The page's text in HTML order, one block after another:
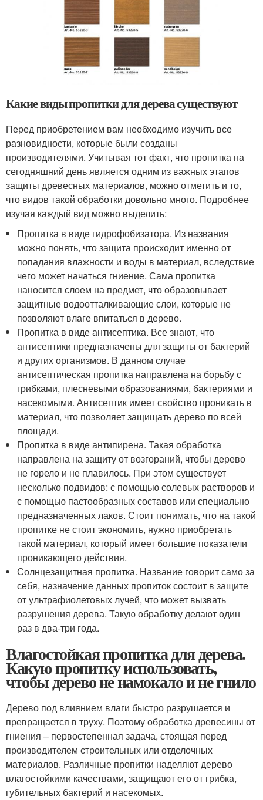
Какие виды пропитки для дерева существуют
Перед приобретением вам необходимо изучить все
разновидности, которые были созданы
производителями. Учитывая тот факт, что пропитка на
сегодняшний день является одним из важных этапов
защиты древесных материалов, можно отметить и то,
что видов такой обработки довольно много. Подробнее
изучая каждый вид можно выделить:
Пропитка в виде гидрофобизатора. Из названия
можно понять, что защита происходит именно от
попадания влажности и воды в материал, вследствие
чего может начаться гниение. Сама пропитка
наносится слоем на предмет, что образовывает
защитные водоотталкивающие слои, которые не
позволяют влаге впитаться в дерево.
Пропитка в виде антисептика. Все знают, что
антисептики предназначены для защиты от бактерий
и других организмов. В данном случае
антисептическая пропитка направлена на борьбу с
грибками, плесневыми образованиями, бактериями и
насекомыми. Антисептик имеет свойство проникать в
материал, что позволяет защищать дерево по всей
площади.
Пропитка в виде антипирена. Такая обработка
направлена на защиту от возгораний, чтобы дерево
не горело и не плавилось. При этом существует
несколько подвидов: с помощью солевых растворов и
с помощью пастообразных составов или специально
предназначенных лаков. Стоит понимать, что на такой
пропитке не стоит экономить, нужно приобретать
такой материал, который имеет большие показатели
проникающего действия.
Солнцезащитная пропитка. Название говорит само за
себя, назначение данных пропиток состоит в защите
от ультрафиолетовых лучей, что может вызвать
разрушения дерева. Такую обработку делают один
раз в два-три года.
Влагостойкая пропитка для дерева.
Какую пропитку использовать,
чтобы дерево не намокало и не гнило
Дерево под влиянием влаги быстро разрушается и
превращается в труху. Поэтому обработка древесины от
гниения – первостепенная задача, стоящая перед
производителем строительных или отделочных
материалов. Различные пропитки наделяют дерево
влагостойкими качествами, защищают его от грибка,
губительных бактерий и насекомых.